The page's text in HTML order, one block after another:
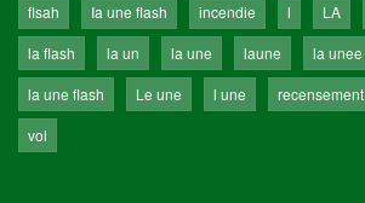
flsah
Ia une flash incendie l LA
la flash
la un la une laune la unee
la une flash
Le une l une recensement
vol